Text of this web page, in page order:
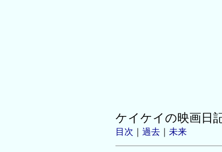
ケイケイの映画日
目次 過去 未来